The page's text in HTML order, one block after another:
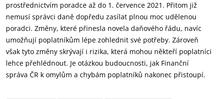
prostřednictvím poradce až do 1. července 2021. Přitom již
nemusí správci daně dopředu zasílat plnou moc udělenou
poradci. Změny, které přinesla novela daňového řádu, navíc
umožňují poplatníkům lépe zohlednit své potřeby. Zároveň
však tyto změny skrývají i rizika, která mohou někteří poplatníci
lehce přehlédnout. Je otázkou budoucnosti, jak Finanční
správa ČR k omylům a chybám poplatníků nakonec přistoupí.